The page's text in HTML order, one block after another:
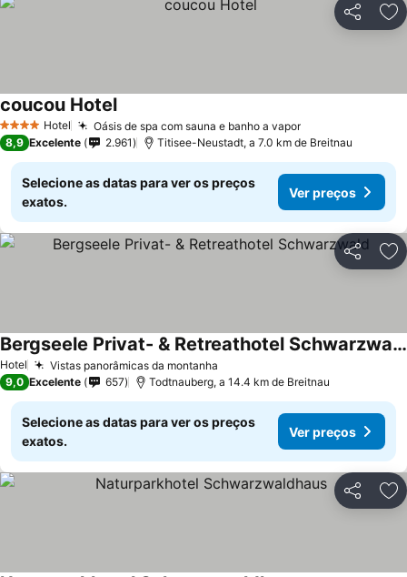
Partilhar
4 EstrelasHotel Oásis de spa com sauna e banho a vapor
coucou Hotel
8,9 Excelente 2.961 Titisee-Neustadt, a 7.0 km de Breitnau
Selecione as datas para ver os preços
exatos.
Ver preços
Partilhar
Hotel Vistas panorâmicas da montanha
Bergseele Privat- & Retreathotel Schwarzwald
9,0 Excelente 657 Todtnauberg, a 14.4 km de Breitnau
Selecione as datas para ver os preços
exatos.
Ver preços
Partilhar